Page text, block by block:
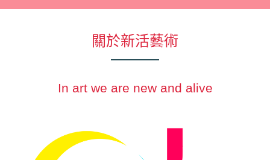
關於新活藝術
In art we are new and alive